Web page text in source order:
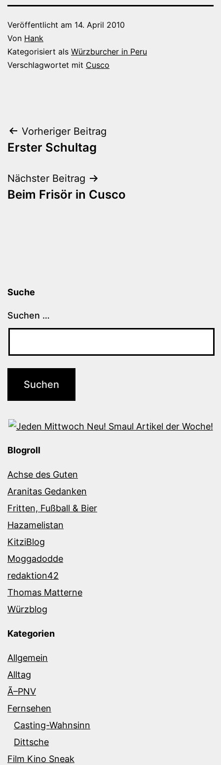
Veröffentlicht am 14. April 2010
Von Hank
Kategorisiert als Würzburcher in Peru
Verschlagwortet mit Cusco
Beitragsnavigation
Vorheriger Beitrag
Erster Schultag
Nächster Beitrag
Beim Frisör in Cusco
Suche
Suchen …
Blogroll
Achse des Guten
Aranitas Gedanken
Fritten, Fußball & Bier
Hazamelistan
KitziBlog
Moggadodde
redaktion42
Thomas Matterne
Würzblog
Kategorien
Allgemein
Alltag
Ã–PNV
Fernsehen
Casting-Wahnsinn
Dittsche
Film Kino Sneak